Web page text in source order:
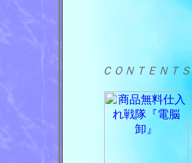
ＣＯＮＴＥＮＴＳ